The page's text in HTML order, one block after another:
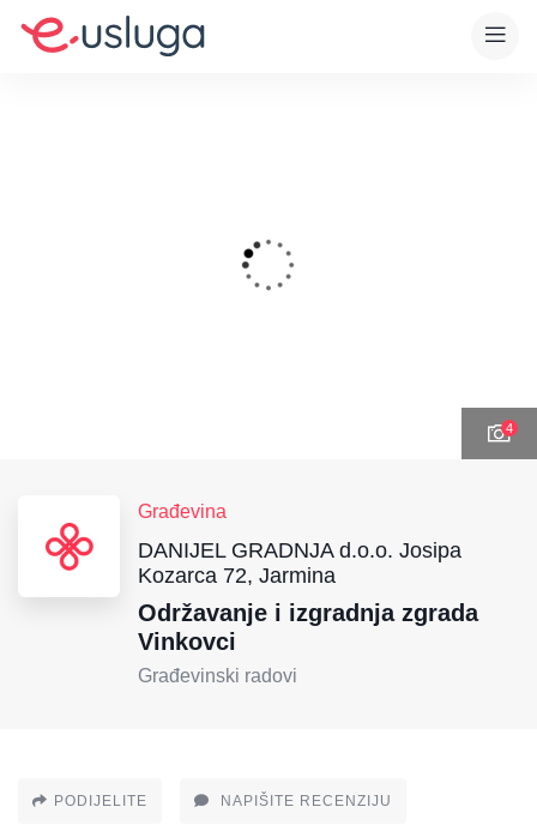
4
Građevina
DANIJEL GRADNJA d.o.o. Josipa
Kozarca 72, Jarmina
Održavanje i izgradnja zgrada
Vinkovci
Građevinski radovi
PODIJELITE NAPIŠITE RECENZIJU